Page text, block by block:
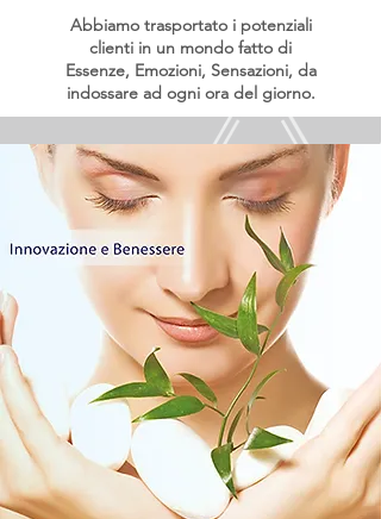
Abbiamo trasportato i potenziali
clienti in un mondo fatto di
Essenze, Emozioni, Sensazioni, da
indossare ad ogni ora del giorno.